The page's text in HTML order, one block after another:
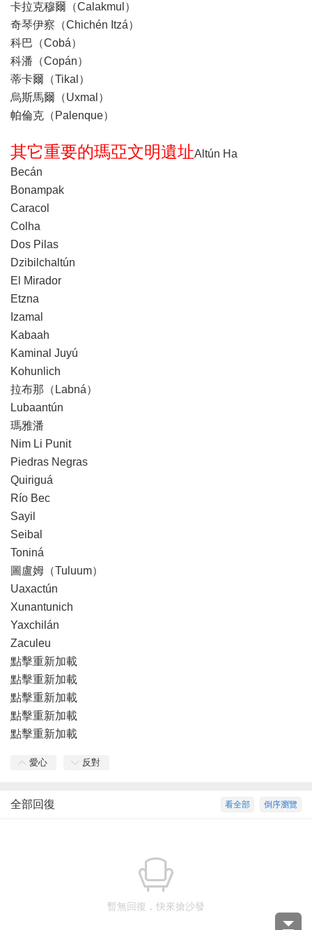
卡拉克穆爾（Calakmul）
奇琴伊察（Chichén Itzá）
科巴（Cobá）
科潘（Copán）
蒂卡爾（Tikal）
烏斯馬爾（Uxmal）
帕倫克（Palenque）
其它重要的瑪亞文明遺址Altún Ha
Becán
Bonampak
Caracol
Colha
Dos Pilas
Dzibilchaltún
El Mirador
Etzna
Izamal
Kabaah
Kaminal Juyú
Kohunlich
拉布那（Labná）
Lubaantún
瑪雅潘
Nim Li Punit
Piedras Negras
Quiriguá
Río Bec
Sayil
Seibal
Toniná
圖盧姆（Tuluum）
Uaxactún
Xunantunich
Yaxchilán
Zaculeu
點擊重新加載
點擊重新加載
點擊重新加載
點擊重新加載
點擊重新加載
愛心 反對
倒序瀏覽
看全部
全部回復
暫無回復，快來搶沙發